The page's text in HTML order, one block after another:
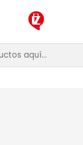
antes de que
Lentes
Trendset